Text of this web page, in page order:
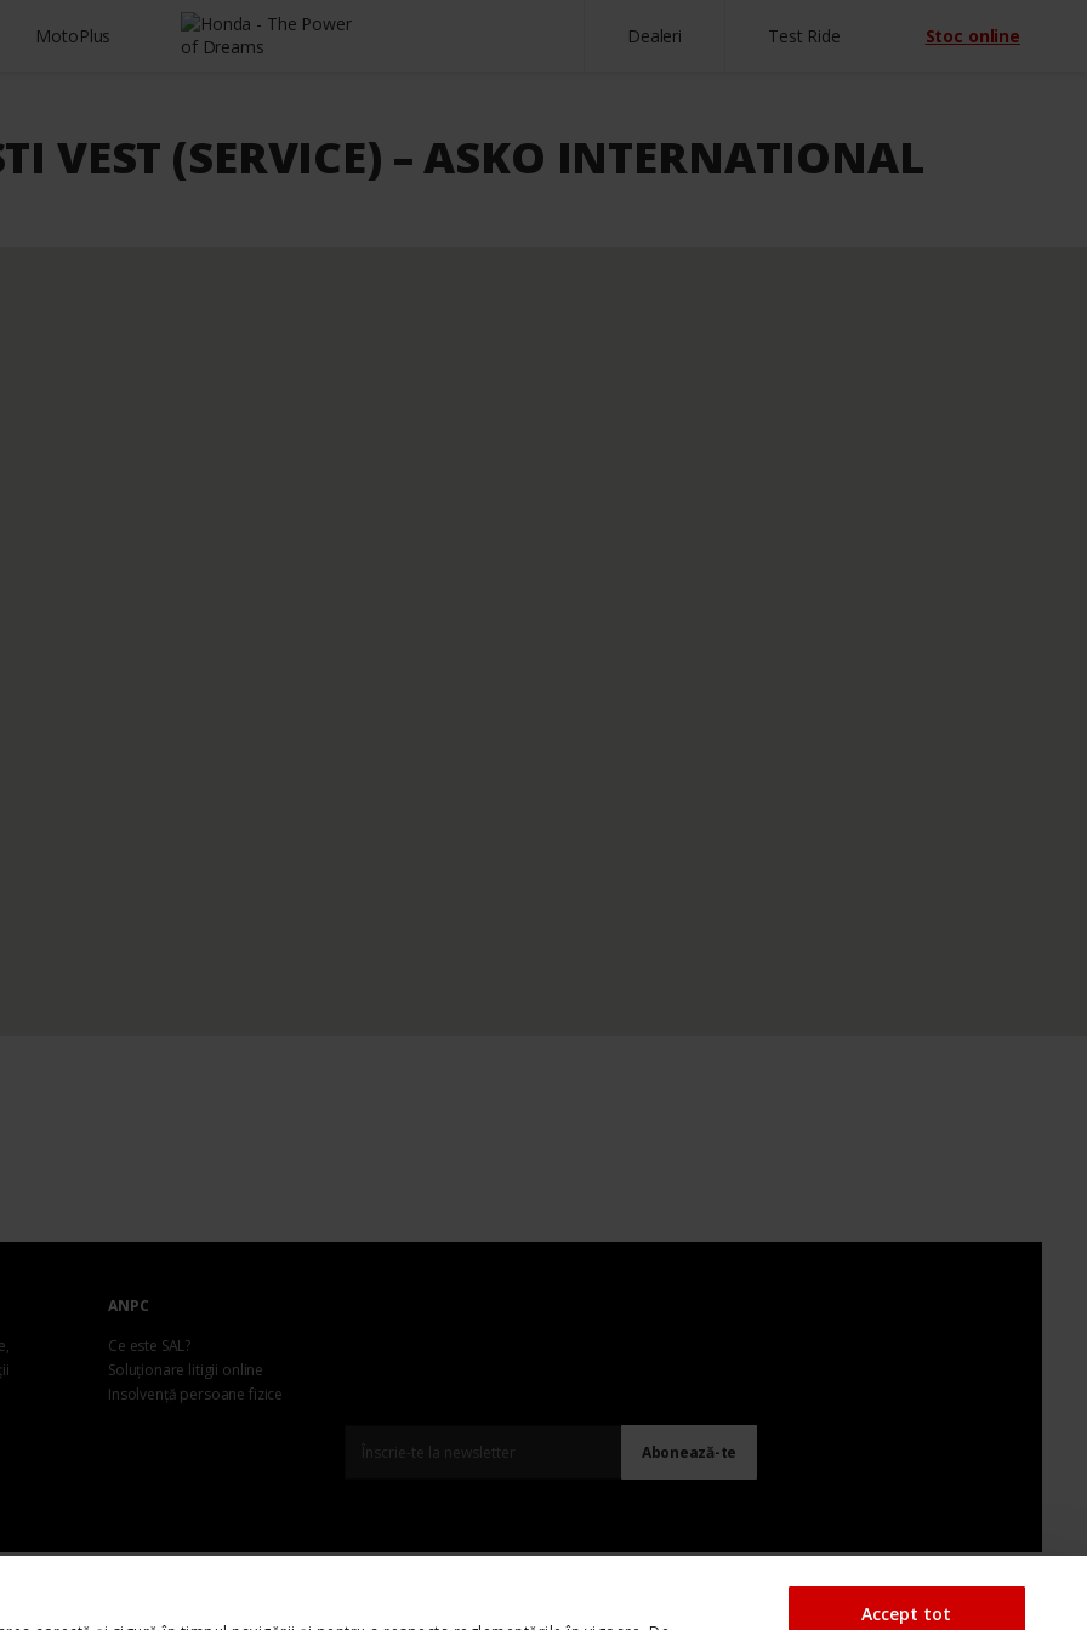
Accept tot
MotoPlus Dealeri Test Ride Stoc online
VEST (SERVICE) – ASKO INTERNATIONAL
ANPC
Ce este SAL?
Soluționare litigii online
Insolvență persoane fizice